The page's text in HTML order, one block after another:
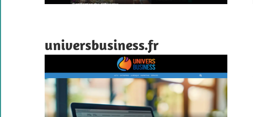
universbusiness.fr